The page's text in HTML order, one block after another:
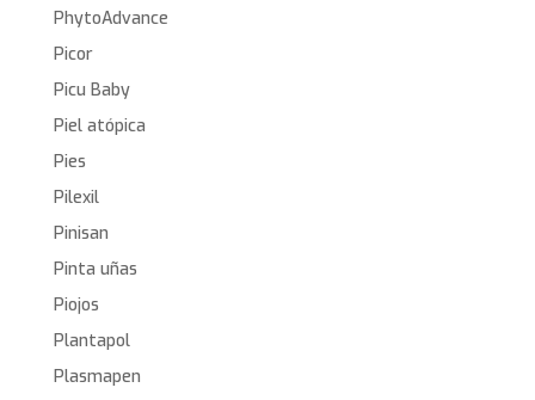
PhytoAdvance
Picor
Picu Baby
Piel atópica
Pies
Pilexil
Pinisan
Pinta uñas
Piojos
Plantapol
Plasmapen